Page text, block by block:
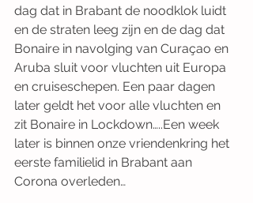
dag dat in Brabant de noodklok luidt
en de straten leeg zijn en de dag dat
Bonaire in navolging van Curaçao en
Aruba sluit voor vluchten uit Europa
en cruiseschepen. Een paar dagen
later geldt het voor alle vluchten en
zit Bonaire in Lockdown…..Een week
later is binnen onze vriendenkring het
eerste familielid in Brabant aan
Corona overleden…